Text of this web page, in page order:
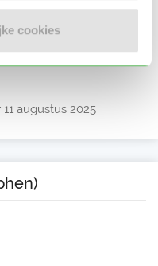
cookies
augustus 2025